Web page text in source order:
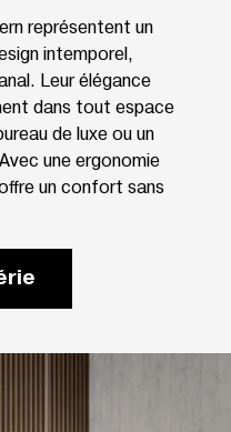
représentent un
intemporel,
Leur élégance
dans tout espace
de luxe ou un
une ergonomie
un confort sans